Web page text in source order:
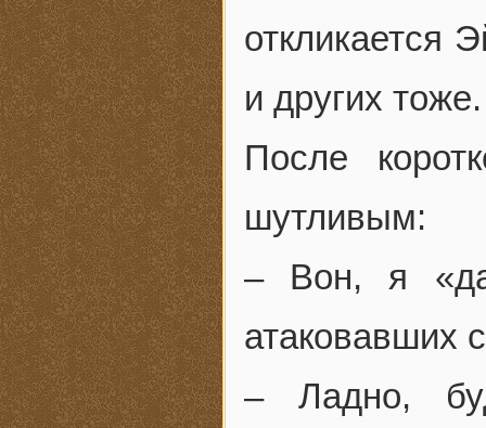
откликается
и других тоже.
После
шутливым:
– Вон, я
атаковавших
– Ладно,